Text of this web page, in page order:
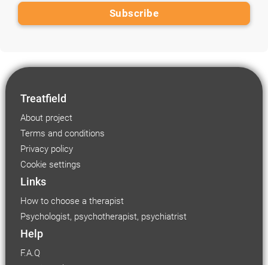
Treatfield
About project
Terms and conditions
Privacy policy
Cookie settings
Links
How to choose a therapist
Psychologist, psychotherapist, psychiatrist
Help
F.A.Q